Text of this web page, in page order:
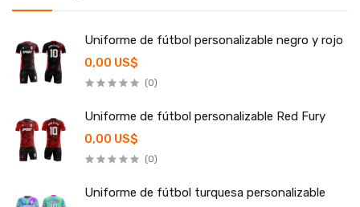
Uniforme de fútbol personalizable negro y rojo
0,00 US$
(0)
Uniforme de fútbol personalizable Red Fury
0,00 US$
(0)
Uniforme de fútbol turquesa personalizable